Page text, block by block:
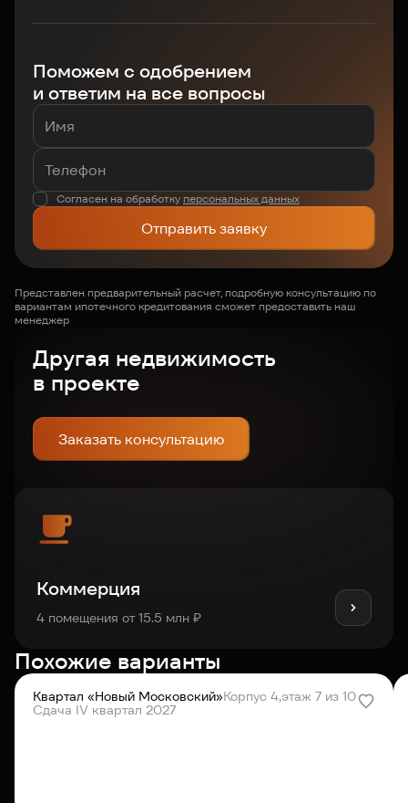
Поможем с одобрением
и ответим на все вопросы
Согласен на обработку персональных данных
Отправить заявку
Представлен предварительный расчет, подробную консультацию по
вариантам ипотечного кредитования сможет предоставить наш
менеджер
Другая недвижимость
в проекте
Заказать консультацию
Коммерция
4 помещения от 15.5 млн ₽
Похожие варианты
Квартал «Новый Московский»Корпус 4,этаж 7 из 10
Сдача IV квартал 2027